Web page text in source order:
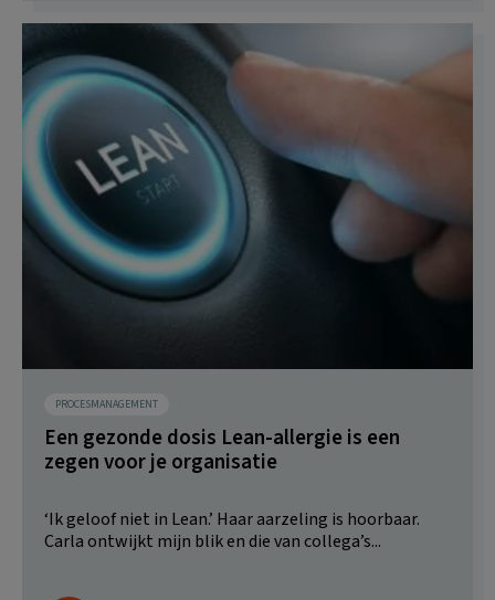
PROCESMANAGEMENT
Een gezonde dosis Lean-allergie is een
zegen voor je organisatie
‘Ik geloof niet in Lean.’ Haar aarzeling is hoorbaar.
Carla ontwijkt mijn blik en die van collega’s...